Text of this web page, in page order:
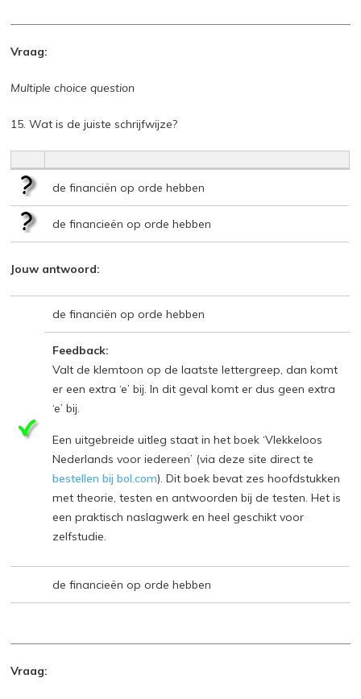
Vraag:
Multiple choice question
15. Wat is de juiste schrijfwijze?
de financiën op orde hebben
de financieën op orde hebben
Jouw antwoord:
de financiën op orde hebben
Feedback:
Valt de klemtoon op de laatste lettergreep, dan komt
er een extra ‘e’ bij. In dit geval komt er dus geen extra
‘e’ bij.
Een uitgebreide uitleg staat in het boek ‘Vlekkeloos
Nederlands voor iedereen’ (via deze site direct te
bestellen bij bol.com). Dit boek bevat zes hoofdstukken
met theorie, testen en antwoorden bij de testen. Het is
een praktisch naslagwerk en heel geschikt voor
zelfstudie.
de financieën op orde hebben
Vraag: